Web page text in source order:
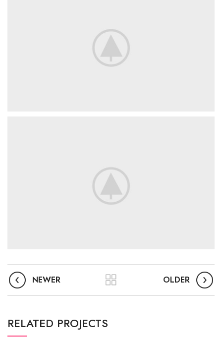
NEWER OLDER
RELATED PROJECTS